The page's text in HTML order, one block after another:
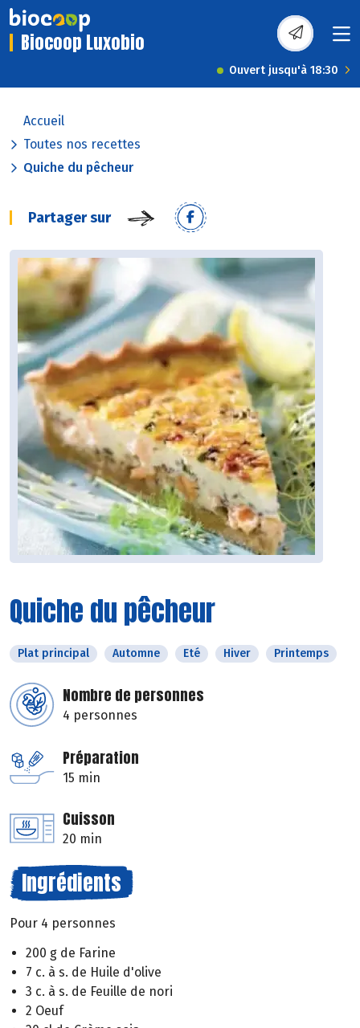
Biocoop Luxobio
Ouvert jusqu'à 18:30
Accueil
Toutes nos recettes
Quiche du pêcheur
Partager sur
Quiche du pêcheur
Plat principal Automne Eté Hiver Printemps
Nombre de personnes
4 personnes
Préparation
15 min
Cuisson
20 min
Ingrédients
Pour 4 personnes
200 g de Farine
7 c. à s. de Huile d'olive
3 c. à s. de Feuille de nori
2 Oeuf